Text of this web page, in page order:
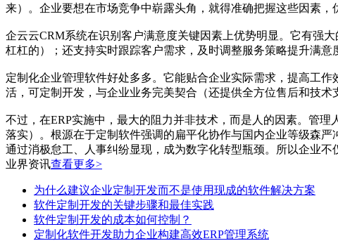
来）。企业要想在市场竞争中崭露头角，就得准确把握这些因素，
企云云CRM系统在识别客户满意度关键因素上优势明显。它有强
杠杠的）；还支持实时跟踪客户需求，及时调整服务策略提升满意
定制化企业管理软件好处多多。它能贴合企业实际需求，提高工
活，可定制开发，与企业业务完美契合（还提供全方位售后和技术
不过，在ERP实施中，最大的阻力并非技术，而是人的因素。管
落实）。根源在于定制软件强调的扁平化协作与国内企业等级森
通过消极怠工、人事纠纷显现，成为数字化转型瓶颈。所以企业不
业界资讯查看更多>
为什么建议企业定制开发而不是使用现成的软件解决方案
软件定制开发的关键步骤和最佳实践
软件定制开发的成本如何控制？
定制化软件开发助力企业构建高效ERP管理系统